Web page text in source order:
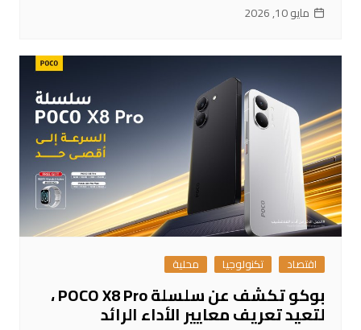
مايو 10, 2026
اقتصاد تكنولوجيا محلية
بوكو تكشف عن سلسلة POCO X8 Pro ،
لتعيد تعريف معايير الأداء الرائد